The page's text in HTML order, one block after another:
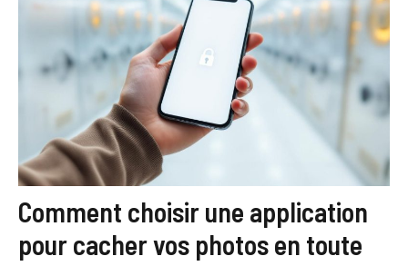
Comment choisir une application
pour cacher vos photos en toute